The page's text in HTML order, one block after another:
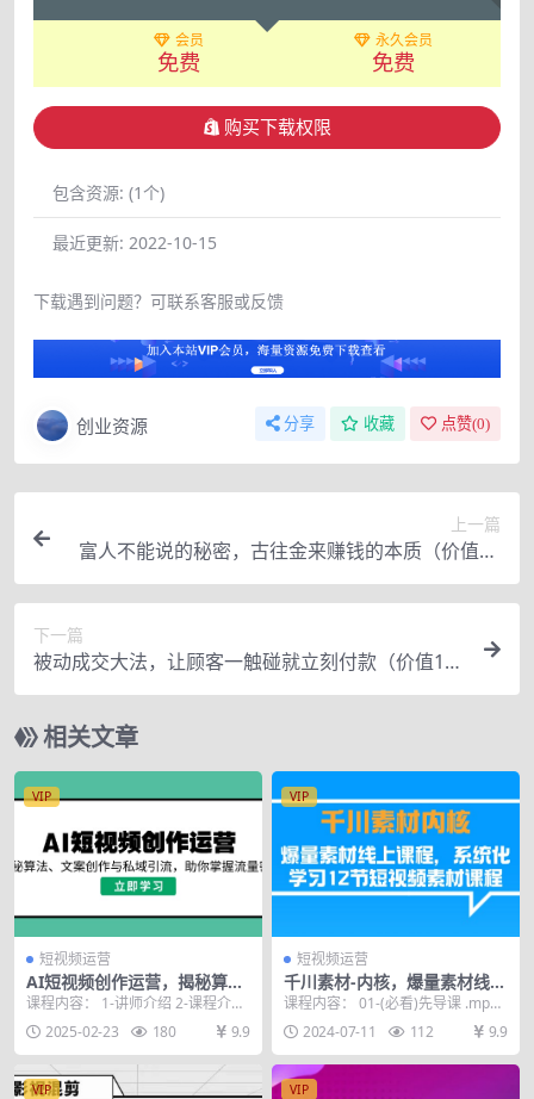
会员
免费
永久会员
免费
购买下载权限
包含资源: (1个)
最近更新: 2022-10-15
下载遇到问题？可联系客服或反馈
创业资源 分享 收藏 点赞(0)
上一篇
富人不能说的秘密，古往金来赚钱的本质（价值87
77元）
下一篇
被动成交大法，让顾客一触碰就立刻付款（价值19
77元）
相关文章
VIP
短视频运营
AI短视频创作运营，揭秘算
法、文案创作与私域引流，助
你掌握流量密码
课程内容： 1-讲师介绍 2-课程介绍
3-11什么是新媒体AI 4-12揭秘短...
2025-02-23 180 9.9
VIP
短视频运营
千川素材-内核，爆量素材线上
课程，系统化学习12节短视频
素材课程
课程内容： 01-(必看)先导课 .mp4
02-01.素材分类以及爆款元素.m...
2024-07-11 112 9.9
VIP VIP